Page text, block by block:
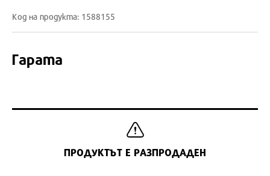
Код на продукта: 1588155
Гарата
ПРОДУКТЪТ Е РАЗПРОДАДЕН